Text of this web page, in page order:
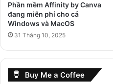
Phần mềm Affinity by Canva
đang miễn phí cho cả
Windows và MacOS
31 Tháng 10, 2025
Buy Me a Coffee